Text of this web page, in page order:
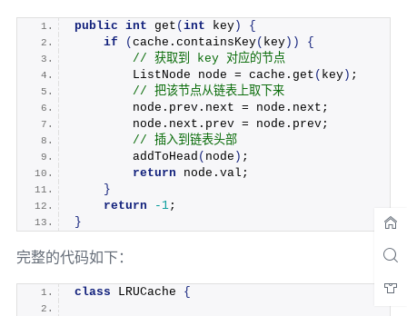
public int get ( int key)
{
if
( cache. containsKey( key))
{
// 获取到 key 对应的节点
        ListNode node = cache.
get ( key) ;
// 把该节点从链表上取下来
        node.
prev. next = node. next ;
        node.
next . prev = node. prev;
// 插入到链表头部
addToHead ( node ) ;
return node. val ;
}
return
-1;
}
完整的代码如下：
class LRUCache {